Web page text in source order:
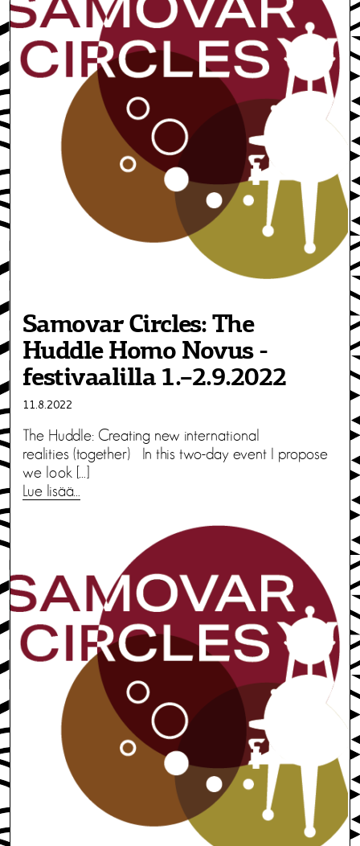
Samovar Circles: The
Huddle Homo Novus -
festivaalilla 1.–2.9.2022
11.8.2022
The Huddle: Creating new international
realities (together) In this two-day event I propose
we look […]
Lue lisää…